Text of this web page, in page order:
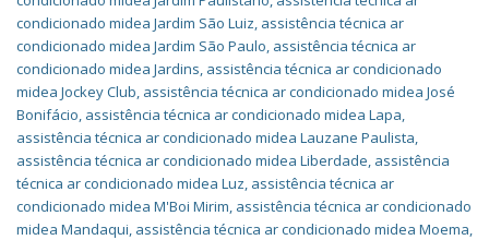
condicionado midea Jardim São Luiz, assistência técnica ar
condicionado midea Jardim São Paulo, assistência técnica ar
condicionado midea Jardins, assistência técnica ar condicionado
midea Jockey Club, assistência técnica ar condicionado midea José
Bonifácio, assistência técnica ar condicionado midea Lapa,
assistência técnica ar condicionado midea Lauzane Paulista,
assistência técnica ar condicionado midea Liberdade, assistência
técnica ar condicionado midea Luz, assistência técnica ar
condicionado midea M'Boi Mirim, assistência técnica ar condicionado
midea Mandaqui, assistência técnica ar condicionado midea Moema,